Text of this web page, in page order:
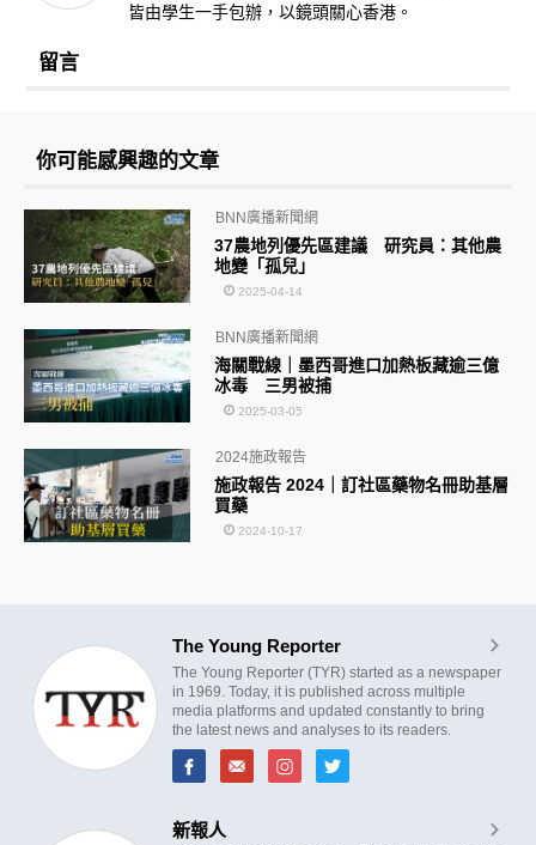
皆由學生一手包辦，以鏡頭關心香港。
留言
你可能感興趣的文章
37農地列優先區建議 研究員：其他農
地變「孤兒」
BNN廣播新聞網
2025-04-14
海關戰線｜墨西哥進口加熱板藏逾三億
冰毒 三男被捕
BNN廣播新聞網
2025-03-05
施政報告 2024｜訂社區藥物名冊助基層
買藥
2024施政報告
2024-10-17
The Young Reporter
The Young Reporter (TYR) started as a newspaper
in 1969. Today, it is published across multiple
media platforms and updated constantly to bring
the latest news and analyses to its readers.
新報人